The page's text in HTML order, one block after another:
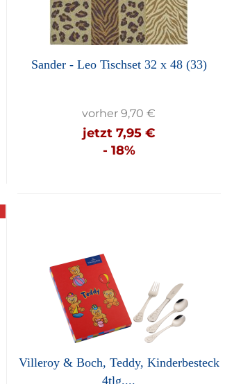
Sander - Leo Tischset 32 x 48 (33)
vorher 9,70 €
jetzt 7,95 €
- 18%
Villeroy & Boch, Teddy, Kinderbesteck
4tlg....